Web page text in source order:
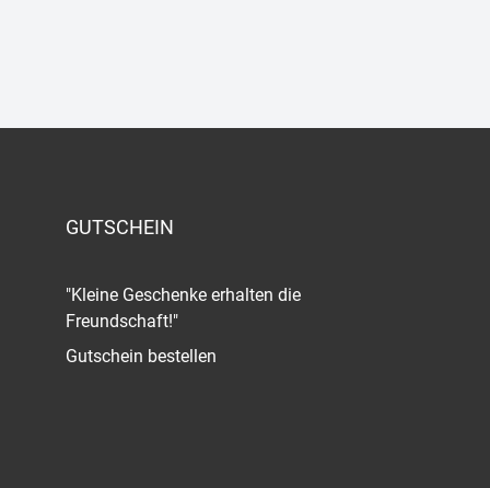
GUTSCHEIN
"Kleine Geschenke erhalten die
Freundschaft!"
Gutschein bestellen